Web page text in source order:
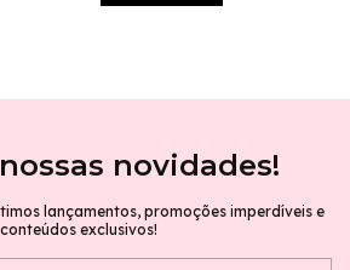
novidades!
lançamentos, promoções imperdíveis e
conteúdos exclusivos!